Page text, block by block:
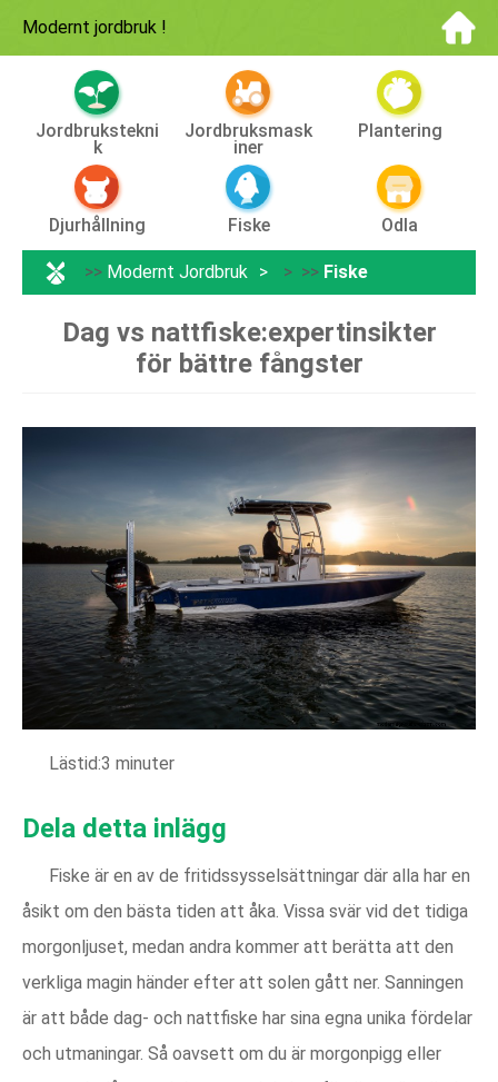
Modernt jordbruk !
Jordbrukstekni
K
Jordbruksmask
Iner
Plantering
Djurhållning Fiske Odla
>> Modernt Jordbruk > >> Fiske
Dag vs nattfiske:expertinsikter
för bättre fångster
Lästid:3 minuter
Dela detta inlägg
Fiske är en av de fritidssysselsättningar där alla har en
åsikt om den bästa tiden att åka. Vissa svär vid det tidiga
morgonljuset, medan andra kommer att berätta att den
verkliga magin händer efter att solen gått ner. Sanningen
är att både dag- och nattfiske har sina egna unika fördelar
och utmaningar. Så oavsett om du är morgonpigg eller